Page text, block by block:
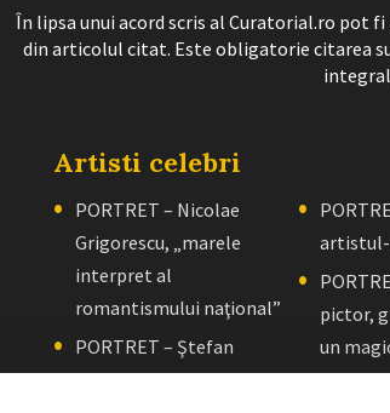
În lipsa unui acord scris al Curatorial.ro pot
din articolul citat. Este obligatorie citarea
Artisti celebri
PORTRET – Nicolae
Grigorescu, „marele
interpret al
romantismului naţional”
PORTRET – Ştefan
Luchian, „un zugrav”
artistul-
pictor,
un